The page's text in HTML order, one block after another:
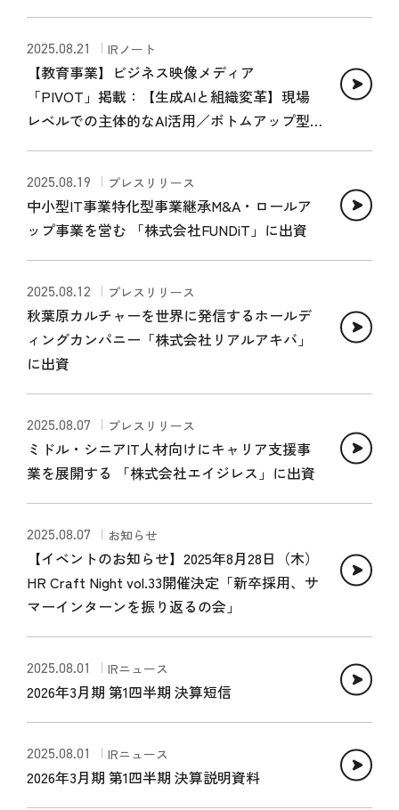
2025.08.21 IRノート
【教育事業】ビジネス映像メディア
「PIVOT」掲載：【生成AIと組織変革】現場
レベルでの主体的なAI活用／ボトムアップ型
2025.08.19 プレスリリース
中小型IT事業特化型事業継承M&A・ロールア
ップ事業を営む 「株式会社FUNDiT」に出資
2025.08.12 プレスリリース
秋葉原カルチャーを世界に発信するホールデ
ィングカンパニー「株式会社リアルアキバ」
に出資
2025.08.07 プレスリリース
ミドル・シニアIT人材向けにキャリア支援事
業を展開する 「株式会社エイジレス」に出資
2025.08.07 お知らせ
【イベントのお知らせ】2025年8月28日（木）
HR Craft Night vol.33開催決定「新卒採用、サ
マーインターンを振り返るの会」
2025.08.01 IRニュース
2026年3月期 第1四半期 決算短信
2025.08.01 IRニュース
2026年3月期 第1四半期 決算説明資料